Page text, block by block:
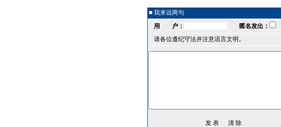
■ 我来说两句
用 户：
匿名发出：
请各位遵纪守法并注意语言文明。